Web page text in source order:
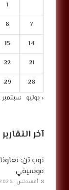
1
7
8
14
15
21
22
28
29
« يوليو سبتمبر
آخر التقارير
توب تن:
موسيقي
8 أغسطس, 2026